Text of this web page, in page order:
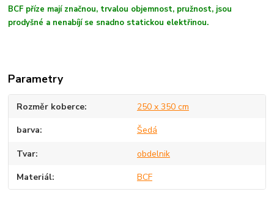
BCF příze mají značnou, trvalou objemnost, pružnost, jsou
prodyšné a nenabíjí se snadno statickou elektřinou.
Parametry
Rozměr koberce 250 x 350 cm
barva Šedá
Tvar obdelnik
Materiál BCF